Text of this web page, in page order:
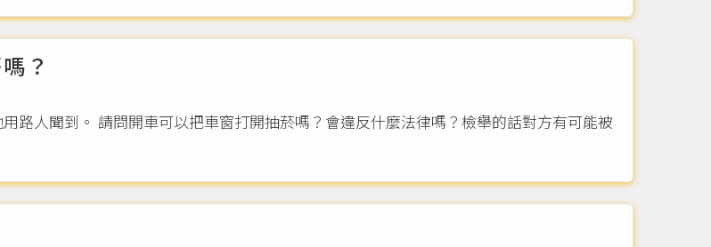
？
路人聞到。 請問開車可以把車窗打開抽菸嗎？會違反什麼法律嗎？檢舉的話對方有可能被